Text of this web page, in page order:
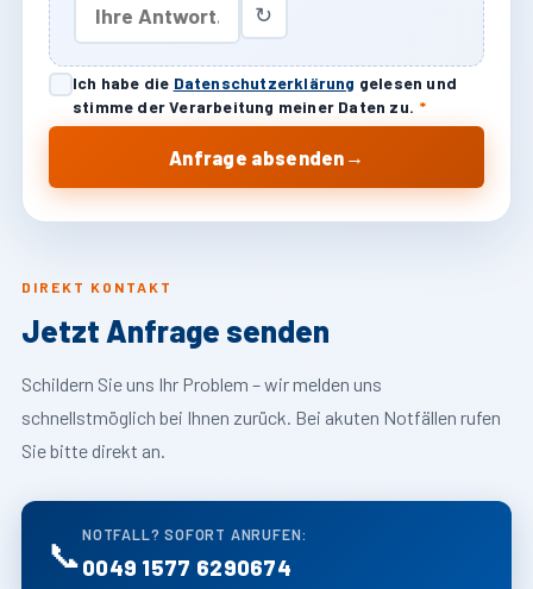
DIREKT KONTAKT
Jetzt Anfrage senden
Schildern Sie uns Ihr Problem – wir melden uns
schnellstmöglich bei Ihnen zurück. Bei akuten Notfällen rufen
Sie bitte direkt an.
📞 NOTFALL? SOFORT ANRUFEN:
0049 1577 6290674
↻
Ich habe die Datenschutzerklärung gelesen und
stimme der Verarbeitung meiner Daten zu. *
Anfrage absenden →